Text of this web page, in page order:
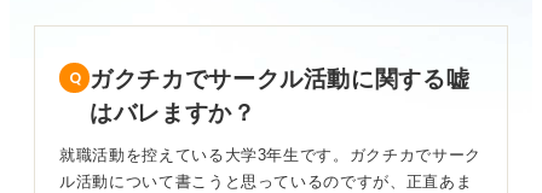
ガクチカでサークル活動に関する嘘
はバレますか？
就職活動を控えている大学3年生です。ガクチカでサーク
ル活動について書こうと思っているのですが、正直あま